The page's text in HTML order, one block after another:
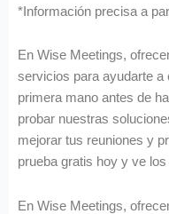
*Información precisa a
En Wise Meetings,
servicios para ayudarte a
primera mano antes de
probar nuestras
mejorar tus reuniones y
prueba gratis hoy y ve
En Wise Meetings,